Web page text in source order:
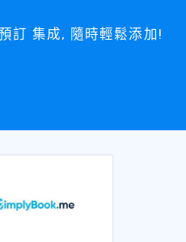
訂 集成, 隨時輕鬆添加!